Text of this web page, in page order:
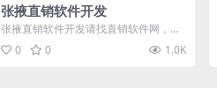
张掖直销软件开发
张掖直销软件开发请找直销软件网，直
销软件网（www.zhixiaoruanjia...
0 0 1.0K